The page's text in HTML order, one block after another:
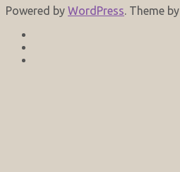
Powered by WordPress. Theme by